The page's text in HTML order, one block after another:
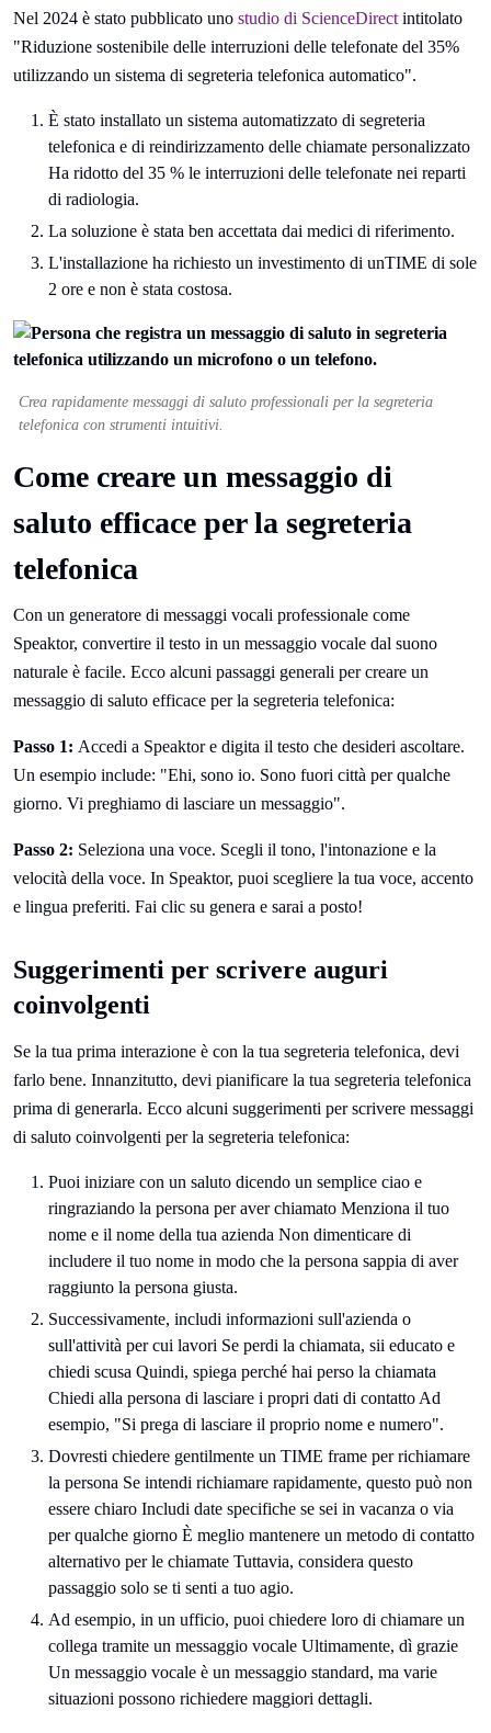
Nel 2024 è stato pubblicato uno studio di ScienceDirect intitolato
"Riduzione sostenibile delle interruzioni delle telefonate del 35%
utilizzando un sistema di segreteria telefonica automatico".
È stato installato un sistema automatizzato di segreteria
telefonica e di reindirizzamento delle chiamate personalizzato
Ha ridotto del 35 % le interruzioni delle telefonate nei reparti
di radiologia.
La soluzione è stata ben accettata dai medici di riferimento.
L'installazione ha richiesto un investimento di unTIME di sole
2 ore e non è stata costosa.
Crea rapidamente messaggi di saluto professionali per la segreteria
telefonica con strumenti intuitivi.
Come creare un messaggio di
saluto efficace per la segreteria
telefonica
Con un generatore di messaggi vocali professionale come
Speaktor, convertire il testo in un messaggio vocale dal suono
naturale è facile. Ecco alcuni passaggi generali per creare un
messaggio di saluto efficace per la segreteria telefonica:
Passo 1: Accedi a Speaktor e digita il testo che desideri ascoltare.
Un esempio include: "Ehi, sono io. Sono fuori città per qualche
giorno. Vi preghiamo di lasciare un messaggio".
Passo 2: Seleziona una voce. Scegli il tono, l'intonazione e la
velocità della voce. In Speaktor, puoi scegliere la tua voce, accento
e lingua preferiti. Fai clic su genera e sarai a posto!
Suggerimenti per scrivere auguri
coinvolgenti
Se la tua prima interazione è con la tua segreteria telefonica, devi
farlo bene. Innanzitutto, devi pianificare la tua segreteria telefonica
prima di generarla. Ecco alcuni suggerimenti per scrivere messaggi
di saluto coinvolgenti per la segreteria telefonica:
Puoi iniziare con un saluto dicendo un semplice ciao e
ringraziando la persona per aver chiamato Menziona il tuo
nome e il nome della tua azienda Non dimenticare di
includere il tuo nome in modo che la persona sappia di aver
raggiunto la persona giusta.
Successivamente, includi informazioni sull'azienda o
sull'attività per cui lavori Se perdi la chiamata, sii educato e
chiedi scusa Quindi, spiega perché hai perso la chiamata
Chiedi alla persona di lasciare i propri dati di contatto Ad
esempio, "Si prega di lasciare il proprio nome e numero".
Dovresti chiedere gentilmente un TIME frame per richiamare
la persona Se intendi richiamare rapidamente, questo può non
essere chiaro Includi date specifiche se sei in vacanza o via
per qualche giorno È meglio mantenere un metodo di contatto
alternativo per le chiamate Tuttavia, considera questo
passaggio solo se ti senti a tuo agio.
Ad esempio, in un ufficio, puoi chiedere loro di chiamare un
collega tramite un messaggio vocale Ultimamente, dì grazie
Un messaggio vocale è un messaggio standard, ma varie
situazioni possono richiedere maggiori dettagli.